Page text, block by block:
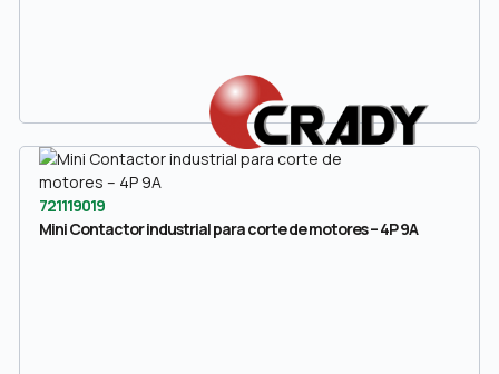
721119019
Mini Contactor industrial para corte de motores – 4P 9A